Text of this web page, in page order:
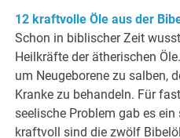
12 kraftvolle Öle aus der
Schon in biblischer Zeit
Heilkräfte der ätherischen
um Neugeborene zu salben,
Kranke zu behandeln. Für
seelische Problem gab es
kraftvoll sind die zwölf